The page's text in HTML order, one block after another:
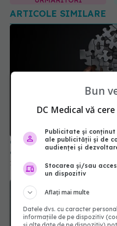
Cum să îți îmbunătățești
dovedite de neuroștiință
Bun
DC Medical vă
Publicitate și
ale publicității și de
audienței și
Stocarea și/sau
un dispozitiv
Aflați mai multe
Datele dvs. cu caracter
informațiile de pe dispozitiv